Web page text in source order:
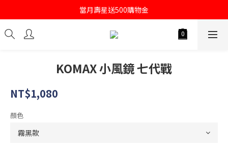
註冊會員即送購物金100
當月壽星送500購物金
註冊會員即送購物金100
KOMAX 小風鏡 七代戰
NT$1,080
顏色